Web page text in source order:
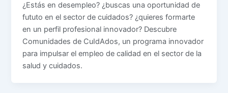
¿Estás en desempleo? ¿buscas una oportunidad de
fututo en el sector de cuidados? ¿quieres formarte
en un perfil profesional innovador? Descubre
Comunidades de CuIdAdos, un programa innovador
para impulsar el empleo de calidad en el sector de la
salud y cuidados.